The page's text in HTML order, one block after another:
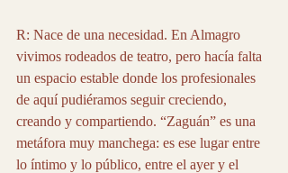
R: Nace de una necesidad. En Almagro
vivimos rodeados de teatro, pero hacía falta
un espacio estable donde los profesionales
de aquí pudiéramos seguir creciendo,
creando y compartiendo. “Zaguán” es una
metáfora muy manchega: es ese lugar entre
lo íntimo y lo público, entre el ayer y el